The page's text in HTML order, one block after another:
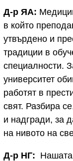
Д-р ЯА:
в който
утвърдено и
традиции в
специалности.
университет
работят в
свят. Разбира
и надгради, за
на нивото на
Д-р НГ: Нашата